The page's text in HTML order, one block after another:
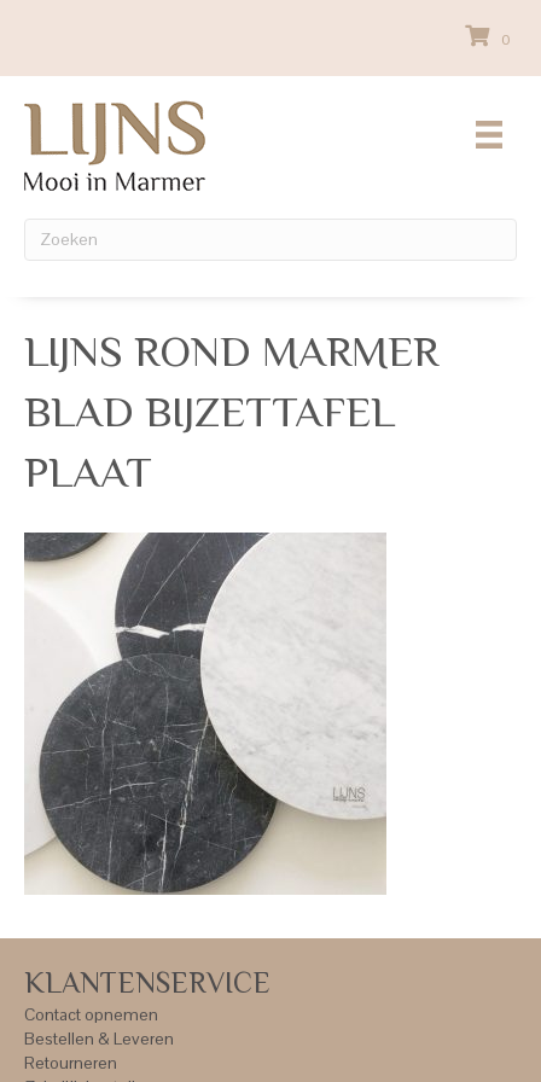
0
LIJNS ROND MARMER
BLAD BIJZETTAFEL
PLAAT
KLANTENSERVICE
Contact opnemen
Bestellen & Leveren
Retourneren